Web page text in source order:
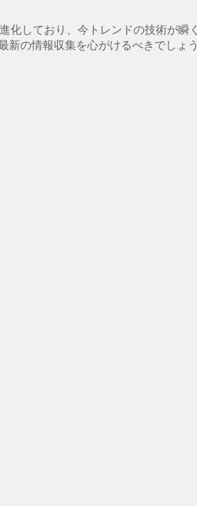
化しており、今トレンドの技術が瞬
の情報収集を心がけるべきでしょう